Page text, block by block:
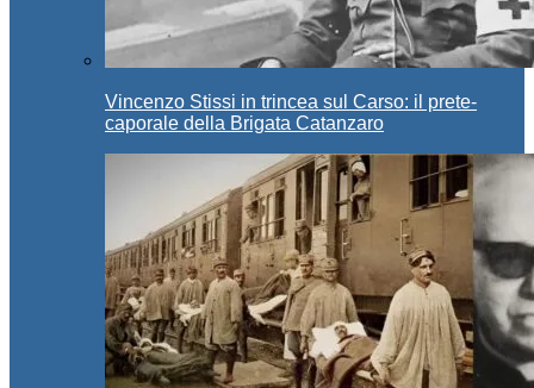
Vincenzo Stissi in trincea sul Carso: il prete-
caporale della Brigata Catanzaro